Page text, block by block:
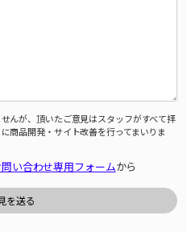
んが、頂いたご意見はスタッフがすべて拝
商品開発・サイト改善を行ってまいりま
問い合わせ専用フォームから